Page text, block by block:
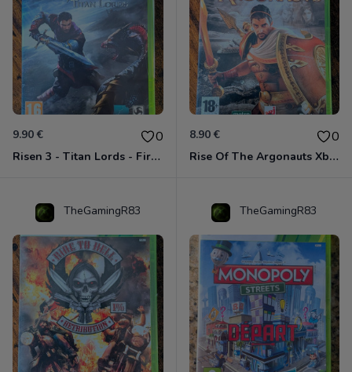
9.90 € 0
Risen 3 - Titan Lords - First Edition Xbox 360
8.90 € 0
Rise Of The Argonauts Xbox 360
TheGamingR83 TheGamingR83